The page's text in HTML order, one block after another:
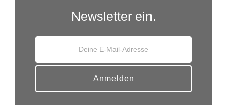
Newsletter ein.
Anmelden